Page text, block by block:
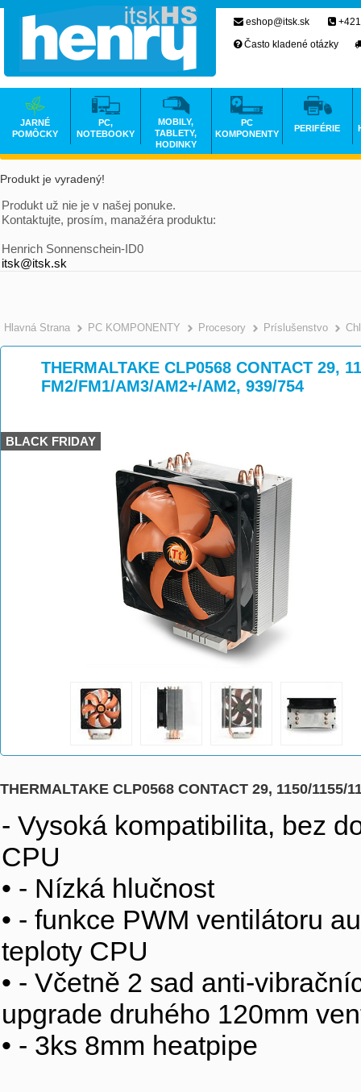
Produkt je vyradený!
Produkt už nie je v našej ponuke.
Kontaktujte, prosím, manažéra produktu:
Henrich Sonnenschein-ID0
itsk@itsk.sk
Hlavná Strana >
PC KOMPONENTY >
Procesory >
Príslušenstvo
THERMALTAKE CLP0568 CONTACT 29,
FM2/FM1/AM3/AM2+/AM2, 939/754
BLACK FRIDAY
THERMALTAKE CLP0568 CONTACT 29, 1150/1155/
- Vysoká kompatibilita, bez
CPU
• - Nízká hlučnost
• - funkce PWM ventilátoru
teploty CPU
• - Včetně 2 sad anti-
upgrade druhého 120mm
• - 3ks 8mm heatpipe
eshop@itsk.sk
Často kladené otázky
JARNÉ
POMÔCKY
PC,
NOTEBOOKY
MOBILY,
TABLETY,
HODINKY
PC
KOMPONENTY
PERIFÉRIE